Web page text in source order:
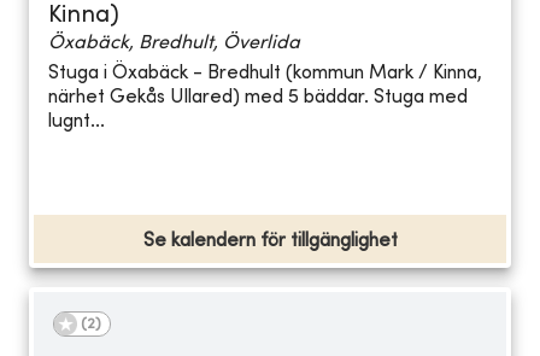
Kinna)
Öxabäck, Bredhult, Överlida
Stuga i Öxabäck - Bredhult (kommun Mark / Kinna,
närhet Gekås Ullared) med 5 bäddar. Stuga med
lugnt...
Se kalendern för tillgänglighet
(2)